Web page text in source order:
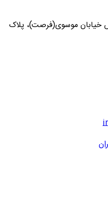
خیابان موسوی(فرصت)، پلاک